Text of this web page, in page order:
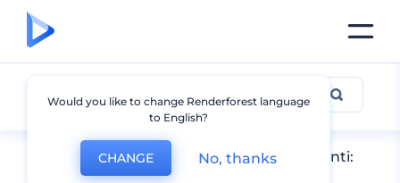
Tutti i design
Preimpostazioni di dimensioni contenenti:
Instagram
Would you like to change Renderforest language
to English?
CHANGE No, thanks